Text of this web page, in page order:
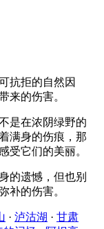
抗拒的自然因
来的伤害。
是在浓阴绿野的
满身的伤痕，那
受它们的美丽。
的遗憾，但也别
补的伤害。
· 泸沽湖 · 甘肃